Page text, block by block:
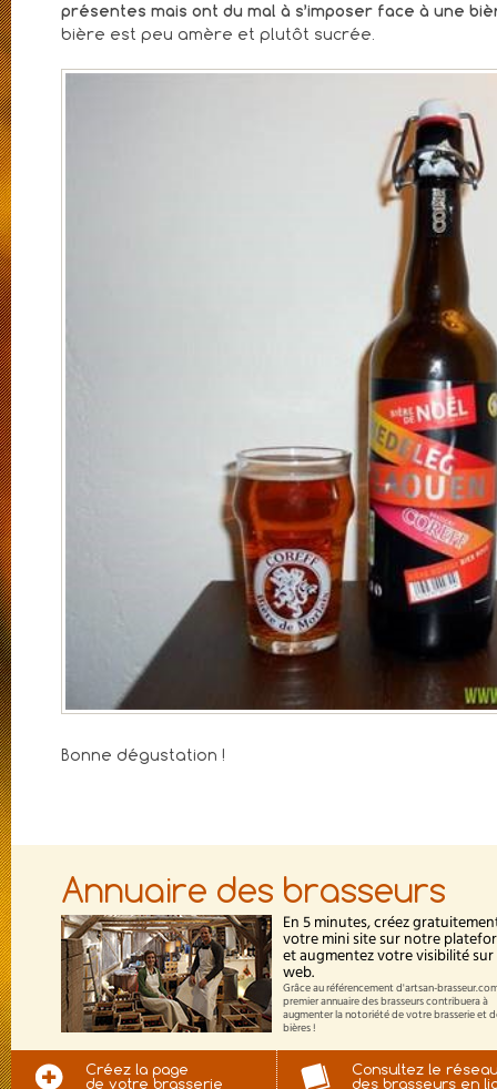
présentes mais ont du mal à s’imposer face à une
bière est peu amère et plutôt sucrée.
Bonne dégustation !
Annuaire des brasseurs
En 5 minutes, créez
votre mini site sur notre
et augmentez votre visibilité sur
web.
Grâce au référencement d'artsan-
premier annuaire des brasseurs contribuera à
augmenter la notoriété de votre brasserie et
bières !
Créez la page
de votre brasserie
Consultez le réseau
des brasseurs en